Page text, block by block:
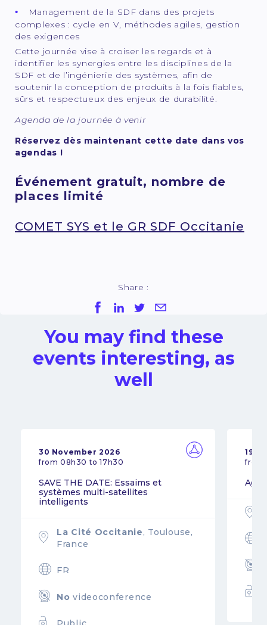
Management de la SDF dans des projets
complexes : cycle en V, méthodes agiles, gestion
des exigences
Cette journée vise à croiser les regards et à
identifier les synergies entre les disciplines de la
SDF et de l’ingénierie des systèmes, afin de
soutenir la conception de produits à la fois fiables,
sûrs et respectueux des enjeux de durabilité.
Agenda de la journée à venir
Réservez dès maintenant cette date dans vos
agendas !
Événement gratuit, nombre de
places limité
COMET SYS et le GR SDF Occitanie
Share :
You may find these
events interesting, as
well
30 November 2026
from 08h30 to 17h30
SAVE THE DATE: Essaims et
systèmes multi-satellites
intelligents
La Cité Occitanie, Toulouse,
France
FR
No videoconference
19
from